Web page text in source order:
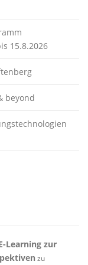
15.8.2026
beyond
Learning zur
zu